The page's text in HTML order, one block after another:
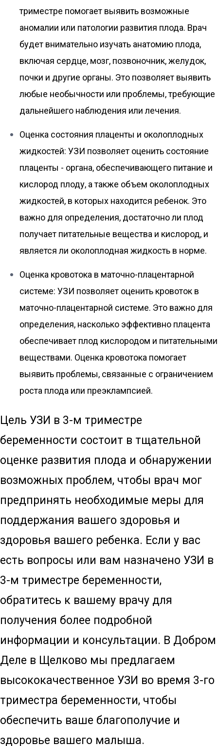
триместре помогает выявить возможные
аномалии или патологии развития плода. Врач
будет внимательно изучать анатомию плода,
включая сердце, мозг, позвоночник, желудок,
почки и другие органы. Это позволяет выявить
любые необычности или проблемы, требующие
дальнейшего наблюдения или лечения.
Оценка состояния плаценты и околоплодных
жидкостей: УЗИ позволяет оценить состояние
плаценты - органа, обеспечивающего питание и
кислород плоду, а также объем околоплодных
жидкостей, в которых находится ребенок. Это
важно для определения, достаточно ли плод
получает питательные вещества и кислород, и
является ли околоплодная жидкость в норме.
Оценка кровотока в маточно-плацентарной
системе: УЗИ позволяет оценить кровоток в
маточно-плацентарной системе. Это важно для
определения, насколько эффективно плацента
обеспечивает плод кислородом и питательными
веществами. Оценка кровотока помогает
выявить проблемы, связанные с ограничением
роста плода или преэклампсией.
Цель УЗИ в 3-м триместре
беременности состоит в тщательной
оценке развития плода и обнаружении
возможных проблем, чтобы врач мог
предпринять необходимые меры для
поддержания вашего здоровья и
здоровья вашего ребенка. Если у вас
есть вопросы или вам назначено УЗИ в
3-м триместре беременности,
обратитесь к вашему врачу для
получения более подробной
информации и консультации. В Добром
Деле в Щелково мы предлагаем
высококачественное УЗИ во время 3-го
триместра беременности, чтобы
обеспечить ваше благополучие и
здоровье вашего малыша.